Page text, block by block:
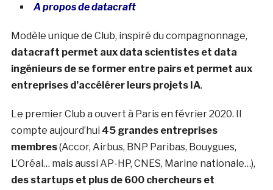
A propos de datacraft
Modèle unique de Club, inspiré du compagnonnage,
datacraft permet aux data scientistes et data
ingénieurs de se former entre pairs et permet aux
entreprises d’accélérer leurs projets IA.
Le premier Club a ouvert à Paris en février 2020. Il
compte aujourd’hui 45 grandes entreprises
membres(Accor, Airbus, BNP Paribas, Bouygues,
L’Oréal… mais aussi AP-HP, CNES, Marine nationale…),
des startups et plus de 600 chercheurs et